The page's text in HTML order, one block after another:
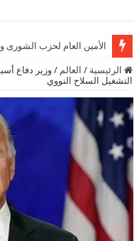
الأمين العام لحزب
الرئيسية / العالم / وزير دفاع
التشغيل السلاح النووي